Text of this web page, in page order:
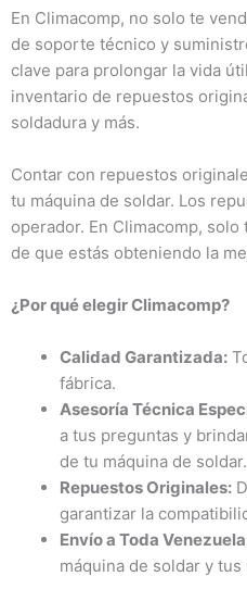
En Climacomp, no solo te
de soporte técnico y
clave para prolongar la vida
inventario de repuestos
soldadura y más.
Contar con repuestos
tu máquina de soldar. Los
operador. En Climacomp,
de que estás obteniendo la
¿Por qué elegir Climacomp?
Calidad Garantizada:
fábrica.
Asesoría Técnica
a tus preguntas y
de tu máquina de soldar.
Repuestos Originales:
garantizar la
Envío a Toda
máquina de soldar y